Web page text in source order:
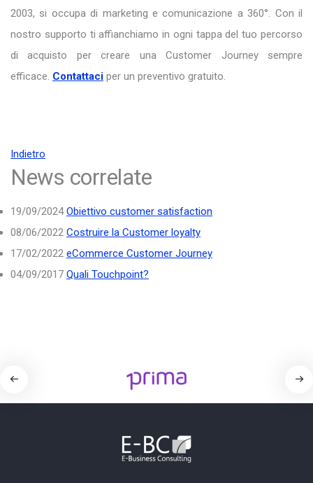
2003, si occupa di marketing e comunicazione a 360°. Con il
nostro supporto ti affianchiamo in ogni tappa del tuo percorso
di acquisto per creare una Customer Journey sempre
efficace. Contattaci per un preventivo gratuito.
Indietro
News correlate
19/09/2024 Obiettivo customer satisfaction
08/06/2022 Costruire la Customer loyalty
17/02/2022 eCommerce Customer Journey
04/09/2017 Quali Touchpoint?